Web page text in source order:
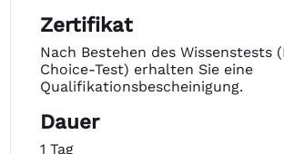
Zertifikat
Nach Bestehen des Wissenstests
Choice-Test) erhalten Sie eine
Qualifikationsbescheinigung.
Dauer
1 Tag